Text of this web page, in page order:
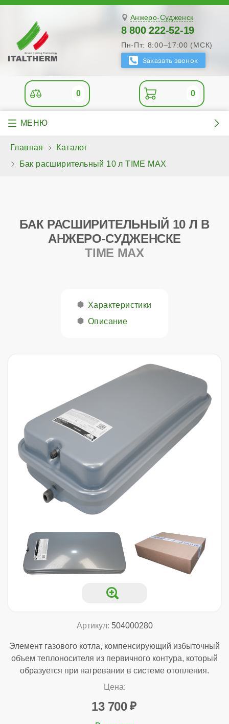
Анжеро-Судженск
8 800 222-52-19
Пн-Пт: 8:00–17:00 (МСК)
0 0
Главная
Каталог
Бак расширительный 10 л TIME MAX
БАК РАСШИРИТЕЛЬНЫЙ 10 Л В
АНЖЕРО-СУДЖЕНСКЕ
TIME MAX
Характеристики
Описание
Артикул: 504000280
Элемент газового котла, компенсирующий избыточный
объем теплоносителя из первичного контура, который
образуется при нагревании в системе отопления.
Цена:
13 700